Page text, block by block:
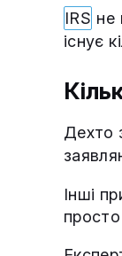
IRS не
існує
Дехто
Інші